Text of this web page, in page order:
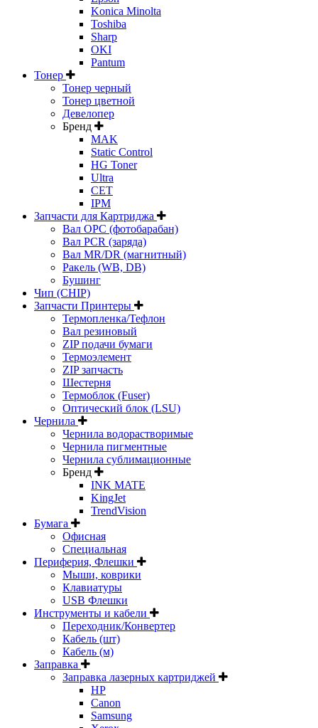
Konica Minolta
Toshiba
Sharp
OKI
Pantum
Тонер
Тонер черный
Тонер цветной
Девелопер
Бренд
MAK
Static Control
HG Toner
Ultra
CET
IPM
Запчасти для Картриджа
Вал OPC (фотобарабан)
Вал PCR (заряда)
Вал MR/DR (магнитный)
Ракель (WB, DB)
Бушинг
Чип (CHIP)
Запчасти Принтеры
Термопленка/Тефлон
Вал резиновый
ZIP подачи бумаги
Термоэлемент
ZIP запчасть
Шестерня
Термоблок (Fuser)
Оптический блок (LSU)
Чернила
Чернила водорастворимые
Чернила пигментные
Чернила сублимационные
Бренд
INK MATE
KingJet
TrendVision
Бумага
Офисная
Специальная
Периферия, Флешки
Мыши, коврики
Клавиатуры
USB Флешки
Инструменты и кабели
Переходник/Конвертер
Кабель (шт)
Кабель (м)
Заправка
Заправка лазерных картриджей
HP
Canon
Samsung